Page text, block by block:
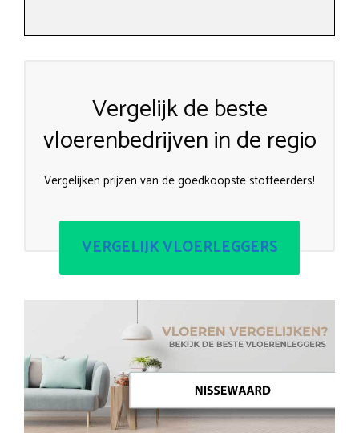
Vergelijk de beste
vloerenbedrijven in de regio
Vergelijken prijzen van de goedkoopste stoffeerders!
VERGELIJK VLOERLEGGERS